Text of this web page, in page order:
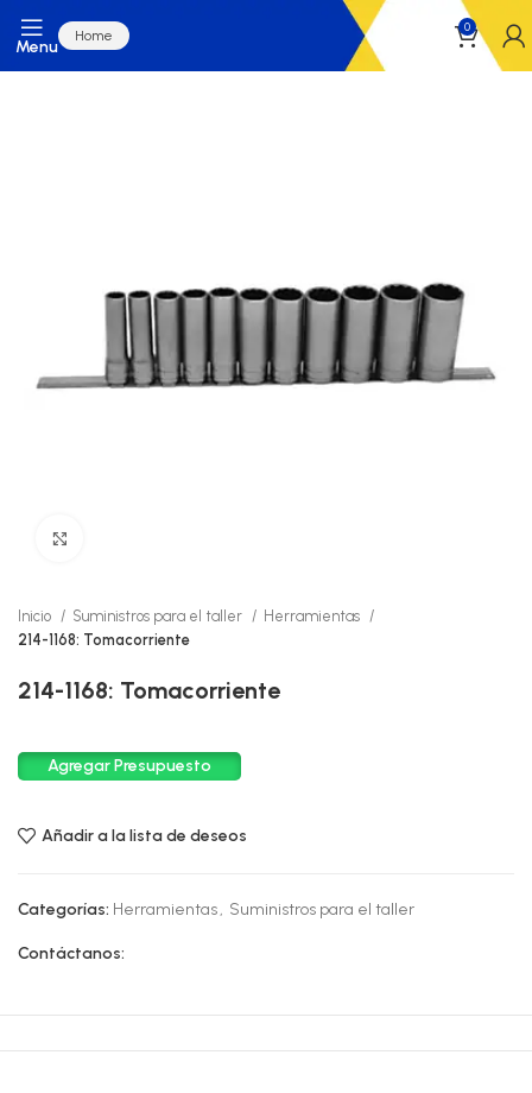
Menu
Home
0
Inicio Suministros para el taller
Herramientas
214-1168: Tomacorriente
214-1168: Tomacorriente
Agregar Presupuesto
Añadir a la lista de deseos
Categorías: Herramientas, Suministros para el taller
Contáctanos: